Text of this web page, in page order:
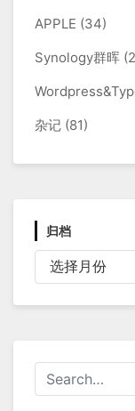
APPLE (34)
Synology群晖
杂记 (81)
归档
档